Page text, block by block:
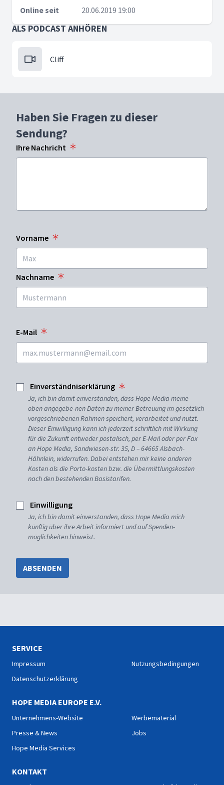
Online seit 20.06.2019 19:00
ALS PODCAST ANHÖREN
Cliff
Haben Sie Fragen zu dieser
Sendung?
Ihre Nachricht
Vorname
Nachname
E-Mail
Einverständniserklärung
Ja, ich bin damit einverstanden, dass Hope Media meine
oben angegebe-nen Daten zu meiner Betreuung im gesetzlich
vorgeschriebenen Rahmen speichert, verarbeitet und nutzt.
Dieser Einwilligung kann ich jederzeit schriftlich mit Wirkung
für die Zukunft entweder postalisch, per E-Mail oder per Fax
an Hope Media, Sandwiesen-str. 35, D – 64665 Alsbach-
Hähnlein, widerrufen. Dabei entstehen mir keine anderen
Kosten als die Porto-kosten bzw. die Übermittlungskosten
nach den bestehenden Basistarifen.
Einwilligung
Ja, ich bin damit einverstanden, dass Hope Media mich
künftig über ihre Arbeit informiert und auf Spenden-
möglichkeiten hinweist.
ABSENDEN
SERVICE
Impressum
Datenschutzerklärung
Nutzungsbedingungen
HOPE MEDIA EUROPE E.V.
Unternehmens-Website
Presse & News
Hope Media Services
Werbematerial
Jobs
KONTAKT